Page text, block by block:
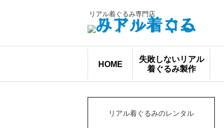
リアル着ぐるみ専門店
HOME
失敗しないリアル
着ぐるみ製作
リアル着ぐるみのレンタル